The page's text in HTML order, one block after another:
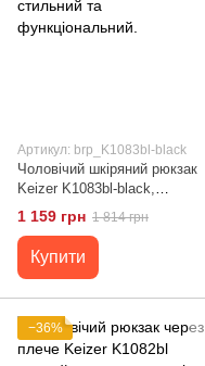
Артикул: brp_K1083bl-black
Чоловічий шкіряний рюкзак
Keizer K1083bl-black,
натуральна шкіра, чорний,
середній, 2 відділення,
стильний та функціональний.
1 159 грн 1 814 грн
Купити
−36%